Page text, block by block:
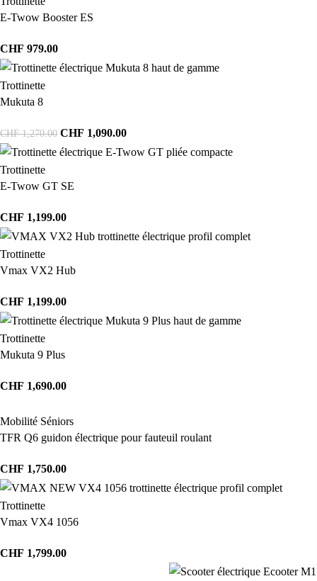
E-Twow Booster ES
CHF 979.00
Trottinette
Mukuta 8
CHF1,270.00 CHF 1,090.00
Trottinette
E-Twow GT SE
CHF 1,199.00
Trottinette
Vmax VX2 Hub
CHF 1,199.00
Trottinette
Mukuta 9 Plus
CHF 1,690.00
Mobilité Séniors
TFR Q6 guidon électrique pour fauteuil roulant
CHF 1,750.00
Trottinette
Vmax VX4 1056
CHF 1,799.00